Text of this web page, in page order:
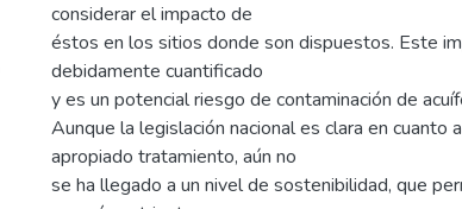
considerar el impacto de
éstos en los sitios donde son dispuestos. Este
debidamente cuantificado
y es un potencial riesgo de contaminación de
Aunque la legislación nacional es clara en cuanto
apropiado tratamiento, aún no
se ha llegado a un nivel de sostenibilidad, que